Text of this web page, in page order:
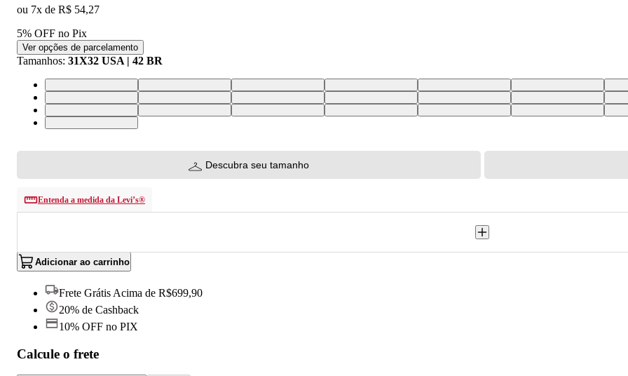
ou 7x de R$ 54,27
5% OFF no Pix
Ver opções de parcelamento
Tamanhos: 31X32 USA | 42 BR
31X32 USA | 42 BR30X32 USA | 41 BR32X32 USA | 43 BR28X32 USA | 39 BR33X32 USA | 44 BR34X32 USA | 46 BR
26X32 USA | 37 BR29X32 USA | 40 BR28X34 USA | 39 BR30X34 USA | 41 BR31X34 USA | 42 BR25X30 USA | 36 BR
29X30 USA | 40 BR30X30 USA | 41 BR31X30 USA | 42 BR32X30 USA | 43 BR33X30 USA | 44 BR25X34 USA | 36 BR
34X34 USA | 46 BR
Descubra seu tamanho
Entenda a medida da Levi’s®
Adicionar ao carrinho
Frete Grátis Acima de R$699,90
20% de Cashback
10% OFF no PIX
Calcule o frete